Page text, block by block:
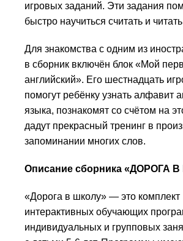
игровых заданий. Эти задания
быстро научиться считать и
Для знакомства с одним из
в сборник включён блок «Мой
английский». Его шестнадцать
помогут ребёнку узнать алфавит
языка, познакомят со счётом на
дадут прекрасный тренинг в
запоминании многих слов.
Описание сборника «ДОРОГА
«Дорога в школу» — это комплект
интерактивных обучающих
индивидуальных и групповых